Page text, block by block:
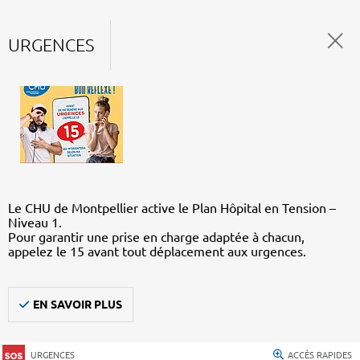
URGENCES
Le CHU de Montpellier active le Plan Hôpital en Tension –
Niveau 1.
Pour garantir une prise en charge adaptée à chacun,
appelez le 15 avant tout déplacement aux urgences.
EN SAVOIR PLUS
URGENCES ACCÈS RAPIDES